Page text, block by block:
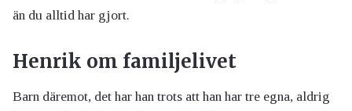
än du alltid har gjort.
Henrik om familjelivet
Barn däremot, det har han trots att han har tre egna, aldrig